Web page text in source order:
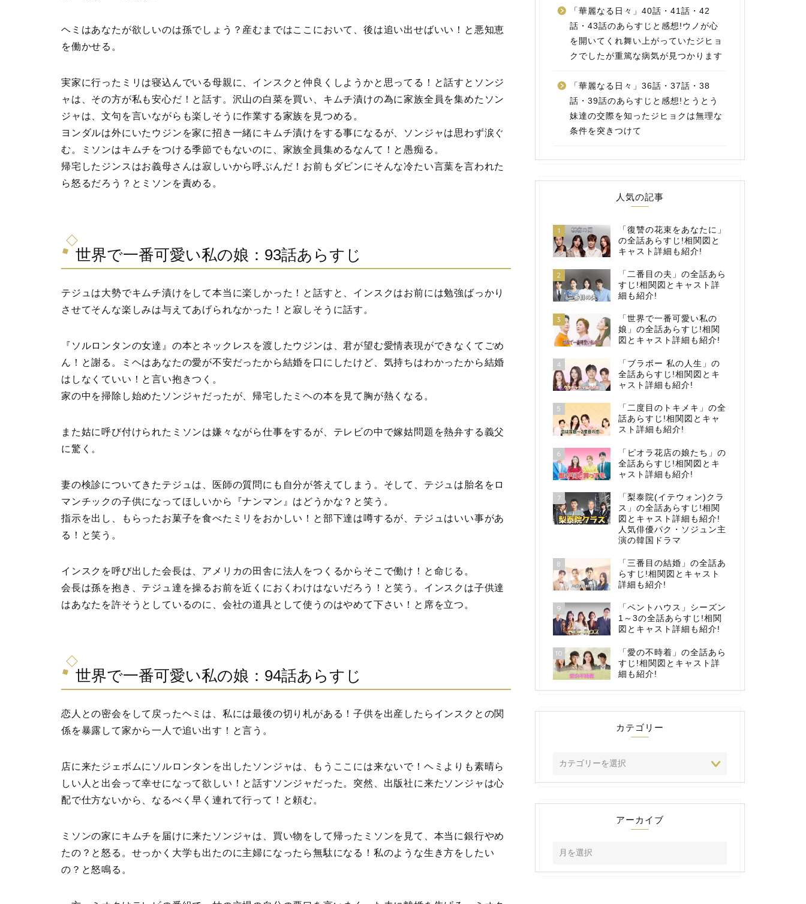
ヘミはあなたが欲しいのは孫でしょう？産むまではここにおいて、後は追い出せばいい！と悪知恵
を働かせる。
実家に行ったミリは寝込んでいる母親に、インスクと仲良くしようかと思ってる！と話すとソンジ
ャは、その方が私も安心だ！と話す。沢山の白菜を買い、キムチ漬けの為に家族全員を集めたソン
ジャは、文句を言いながらも楽しそうに作業する家族を見つめる。
ヨンダルは外にいたウジンを家に招き一緒にキムチ漬けをする事になるが、ソンジャは思わず涙ぐ
む。ミソンはキムチをつける季節でもないのに、家族全員集めるなんて！と愚痴る。
帰宅したジンスはお義母さんは寂しいから呼ぶんだ！お前もダビンにそんな冷たい言葉を言われた
ら怒るだろう？とミソンを責める。
世界で一番可愛い私の娘：93話あらすじ
テジュは大勢でキムチ漬けをして本当に楽しかった！と話すと、インスクはお前には勉強ばっかり
させてそんな楽しみは与えてあげられなかった！と寂しそうに話す。
『ソルロンタンの女達』の本とネックレスを渡したウジンは、君が望む愛情表現ができなくてごめ
ん！と謝る。ミヘはあなたの愛が不安だったから結婚を口にしたけど、気持ちはわかったから結婚
はしなくていい！と言い抱きつく。
家の中を掃除し始めたソンジャだったが、帰宅したミヘの本を見て胸が熱くなる。
また姑に呼び付けられたミソンは嫌々ながら仕事をするが、テレビの中で嫁姑問題を熱弁する義父
に驚く。
妻の検診についてきたテジュは、医師の質問にも自分が答えてしまう。そして、テジュは胎名をロ
マンチックの子供になってほしいから『ナンマン』はどうかな？と笑う。
指示を出し、もらったお菓子を食べたミリをおかしい！と部下達は噂するが、テジュはいい事があ
る！と笑う。
インスクを呼び出した会長は、アメリカの田舎に法人をつくるからそこで働け！と命じる。
会長は孫を抱き、テジュ達を操るお前を近くにおくわけはないだろう！と笑う。インスクは子供達
はあなたを許そうとしているのに、会社の道具として使うのはやめて下さい！と席を立つ。
世界で一番可愛い私の娘：94話あらすじ
恋人との密会をして戻ったヘミは、私には最後の切り札がある！子供を出産したらインスクとの関
係を暴露して家から一人で追い出す！と言う。
店に来たジェボムにソルロンタンを出したソンジャは、もうここには来ないで！ヘミよりも素晴ら
しい人と出会って幸せになって欲しい！と話すソンジャだった。突然、出版社に来たソンジャは心
配で仕方ないから、なるべく早く連れて行って！と頼む。
ミソンの家にキムチを届けに来たソンジャは、買い物をして帰ったミソンを見て、本当に銀行やめ
たの？と怒る。せっかく大学も出たのに主婦になったら無駄になる！私のような生き方をしたい
の？と怒鳴る。
「華麗なる日々」40話・41話・42
話・43話のあらすじと感想!ウノが心
を開いてくれ舞い上がっていたジヒョ
クでしたが重篤な病気が見つかります
「華麗なる日々」36話・37話・38
話・39話のあらすじと感想!とうとう
妹達の交際を知ったジヒョクは無理な
条件を突きつけて
人気の記事
1
「復讐の花束をあなたに」
の全話あらすじ!相関図と
キャスト詳細も紹介!
2
「二番目の夫」の全話あら
すじ!相関図とキャスト詳
細も紹介!
3
「世界で一番可愛い私の
娘」の全話あらすじ!相関
図とキャスト詳細も紹介!
4
「ブラボー 私の人生」の
全話あらすじ!相関図とキ
ャスト詳細も紹介!
5
「二度目のトキメキ」の全
話あらすじ!相関図とキャ
スト詳細も紹介!
6
「ピオラ花店の娘たち」の
全話あらすじ!相関図とキ
ャスト詳細も紹介!
7
「梨泰院(イテウォン)クラ
ス」の全話あらすじ!相関
図とキャスト詳細も紹介!
人気俳優パク・ソジュン主
演の韓国ドラマ
8
「三番目の結婚」の全話あ
らすじ!相関図とキャスト
詳細も紹介!
9
「ペントハウス」シーズン
1～3の全話あらすじ!相関
図とキャスト詳細も紹介!
10
「愛の不時着」の全話あら
すじ!相関図とキャスト詳
細も紹介!
カテゴリー
アーカイブ